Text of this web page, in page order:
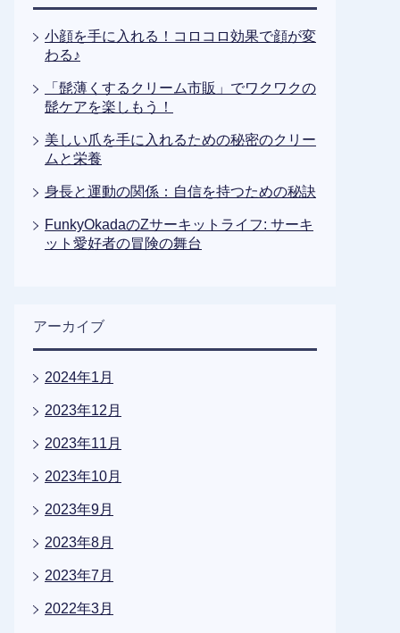
小顔を手に入れる！コロコロ効果で顔が変
わる♪
「髭薄くするクリーム市販」でワクワクの
髭ケアを楽しもう！
美しい爪を手に入れるための秘密のクリー
ムと栄養
身長と運動の関係：自信を持つための秘訣
FunkyOkadaのZサーキットライフ: サーキ
ット愛好者の冒険の舞台
アーカイブ
2024年1月
2023年12月
2023年11月
2023年10月
2023年9月
2023年8月
2023年7月
2022年3月